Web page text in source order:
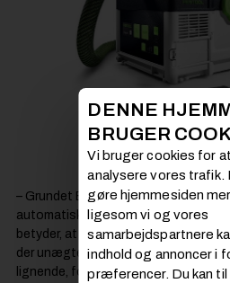
– Grundet Bluetooth-funktionen
automatisk, når man starter et
betyder, at man hele tiden får
der unægtelig vil komme, når man
lignende, forklarer Paw Mikkelsen
DENNE
BRUGER
Vi bruger cookies for
analysere vores trafik.
gøre hjemmesiden
ligesom vi og vores
samarbejdspartnere
indhold og annoncer i
præferencer. Du kan til